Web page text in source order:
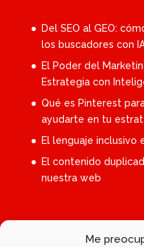
Me
Del SEO al GEO:
los buscadores con
El Poder del
Estrategia con
Qué es Pinterest
ayudarte en tu
El lenguaje inclusivo
El contenido
nuestra web
Belén Martí SEO-